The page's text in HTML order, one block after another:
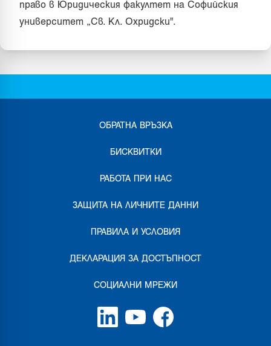
право в Юридическия факултет на Софийския
университет „Св. Кл. Охридски".
ОБРАТНА ВРЪЗКА
БИСКВИТКИ
РАБОТА ПРИ НАС
ЗАЩИТА НА ЛИЧНИТЕ ДАННИ
ПРАВИЛА И УСЛОВИЯ
ДЕКЛАРАЦИЯ ЗА ДОСТЪПНОСТ
СОЦИАЛНИ МРЕЖИ